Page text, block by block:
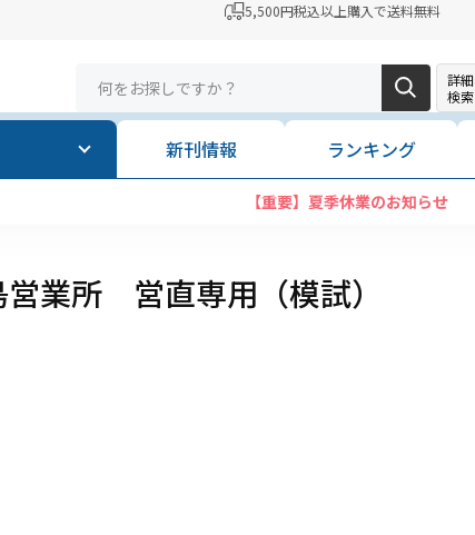
5,500円税込以上購入で送料無料
詳細
検索
新刊情報 ランキング
【重要】夏季休業のお知らせ
営業所 営直専用（模試）